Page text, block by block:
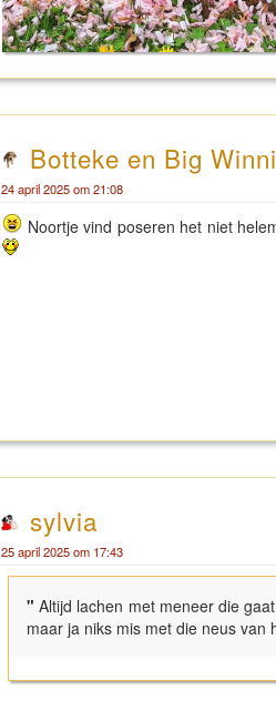
Botteke en Big
24 april 2025 om 21:08
Noortje vind poseren het niet
sylvia
25 april 2025 om 17:43
"Altijd lachen met meneer die
maar ja niks mis met die neus van